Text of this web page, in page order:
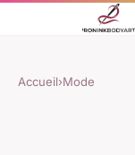
Accueil›Mode